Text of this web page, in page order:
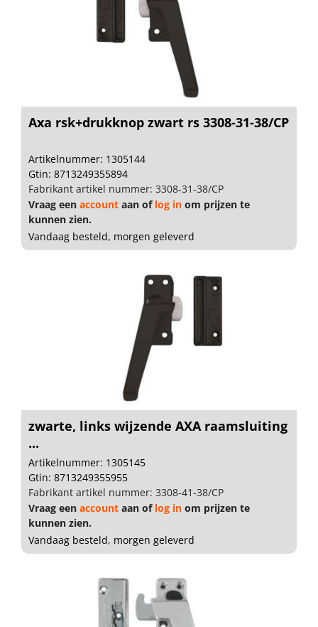
Axa rsk+drukknop zwart rs 3308-31-38/CP
Artikelnummer: 1305144
Gtin: 8713249355894
Fabrikant artikel nummer: 3308-31-38/CP
Vraag een account aan of log in om prijzen te
kunnen zien.
Vandaag besteld, morgen geleverd
zwarte, links wijzende AXA raamsluiting
...
Artikelnummer: 1305145
Gtin: 8713249355955
Fabrikant artikel nummer: 3308-41-38/CP
Vraag een account aan of log in om prijzen te
kunnen zien.
Vandaag besteld, morgen geleverd